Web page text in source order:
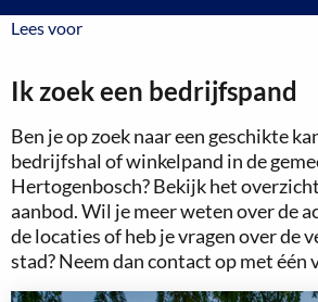
Lees voorLees voor
Ik zoek een bedrijfspand
Ben je op zoek naar een geschikte
bedrijfshal of winkelpand in de
Hertogenbosch? Bekijk het
aanbod. Wil je meer weten over de
de locaties of heb je vragen over de
stad? Neem dan contact op met één